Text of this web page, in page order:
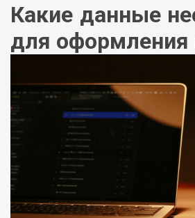
Какие данные
для оформления